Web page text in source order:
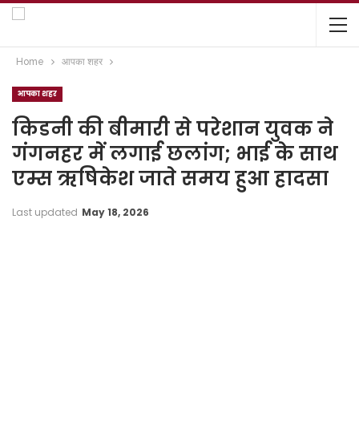
Home आपका शहर
आपका शहर
किडनी की बीमारी से परेशान युवक ने
गंगनहर में लगाई छलांग; भाई के साथ
एम्स ऋषिकेश जाते समय हुआ हादसा
Last updated May 18, 2026